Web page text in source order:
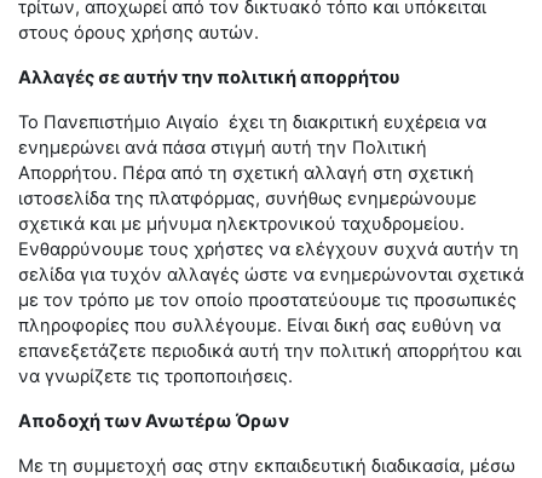
τρίτων, αποχωρεί από τον δικτυακό τόπο και υπόκειται
στους όρους χρήσης αυτών.
Αλλαγές σε αυτήν την πολιτική απορρήτου
Το Πανεπιστήμιο Αιγαίο έχει τη διακριτική ευχέρεια να
ενημερώνει ανά πάσα στιγμή αυτή την Πολιτική
Απορρήτου. Πέρα από τη σχετική αλλαγή στη σχετική
ιστοσελίδα της πλατφόρμας, συνήθως ενημερώνουμε
σχετικά και με μήνυμα ηλεκτρονικού ταχυδρομείου.
Ενθαρρύνουμε τους χρήστες να ελέγχουν συχνά αυτήν τη
σελίδα για τυχόν αλλαγές ώστε να ενημερώνονται σχετικά
με τον τρόπο με τον οποίο προστατεύουμε τις προσωπικές
πληροφορίες που συλλέγουμε. Είναι δική σας ευθύνη να
επανεξετάζετε περιοδικά αυτή την πολιτική απορρήτου και
να γνωρίζετε τις τροποποιήσεις.
Αποδοχή των Ανωτέρω Όρων
Με τη συμμετοχή σας στην εκπαιδευτική διαδικασία, μέσω